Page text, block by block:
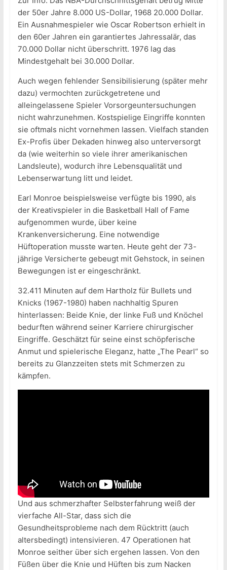
der 50er Jahre 8.000 US-Dollar, 1968 20.000 Dollar.
Ein Ausnahmespieler wie Oscar Robertson erhielt in
den 60er Jahren ein garantiertes Jahressalär, das
70.000 Dollar nicht überschritt. 1976 lag das
Mindestgehalt bei 30.000 Dollar.
Auch wegen fehlender Sensibilisierung (später mehr
dazu) vermochten zurückgetretene und
alleingelassene Spieler Vorsorgeuntersuchungen
nicht wahrzunehmen. Kostspielige Eingriffe konnten
sie oftmals nicht vornehmen lassen. Vielfach standen
Ex-Profis über Dekaden hinweg also unterversorgt
da (wie weiterhin so viele ihrer amerikanischen
Landsleute), wodurch ihre Lebensqualität und
Lebenserwartung litt und leidet.
Earl Monroe beispielsweise verfügte bis 1990, als
der Kreativspieler in die Basketball Hall of Fame
aufgenommen wurde, über keine
Krankenversicherung. Eine notwendige
Hüftoperation musste warten. Heute geht der 73-
jährige Versicherte gebeugt mit Gehstock, in seinen
Bewegungen ist er eingeschränkt.
32.411 Minuten auf dem Hartholz für Bullets und
Knicks (1967-1980) haben nachhaltig Spuren
hinterlassen: Beide Knie, der linke Fuß und Knöchel
bedurften während seiner Karriere chirurgischer
Eingriffe. Geschätzt für seine einst schöpferische
Anmut und spielerische Eleganz, hatte „The Pearl“ so
bereits zu Glanzzeiten stets mit Schmerzen zu
kämpfen.
Und aus schmerzhafter Selbsterfahrung weiß der
vierfache All-Star, dass sich die
Gesundheitsprobleme nach dem Rücktritt (auch
altersbedingt) intensivieren. 47 Operationen hat
Monroe seither über sich ergehen lassen. Von den
Füßen über die Knie und Hüften bis zum Nacken